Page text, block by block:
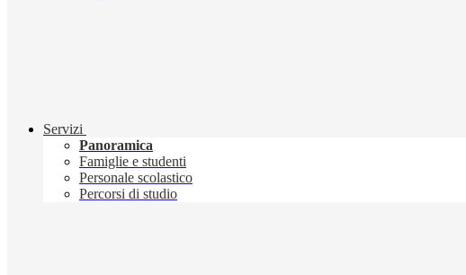
Servizi
Panoramica
Famiglie e studenti
Personale scolastico
Percorsi di studio